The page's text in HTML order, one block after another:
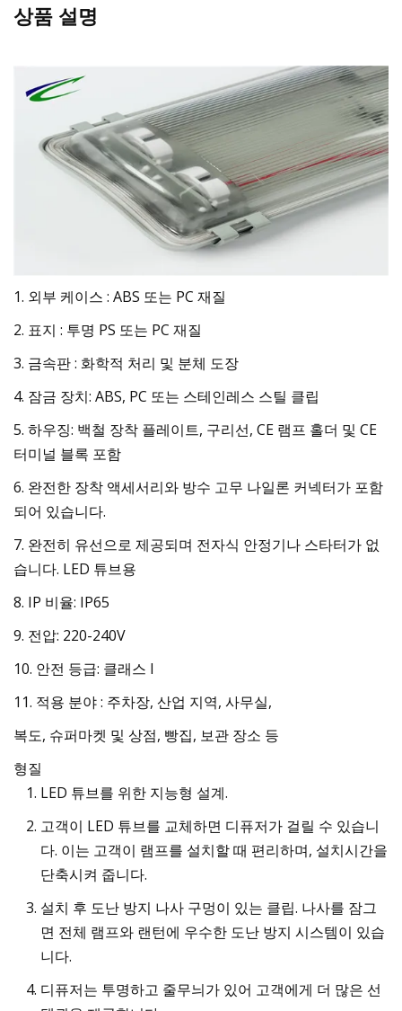
상품 설명
1. 외부 케이스 : ABS 또는 PC 재질
2. 표지 : 투명 PS 또는 PC 재질
3. 금속판 : 화학적 처리 및 분체 도장
4. 잠금 장치: ABS, PC 또는 스테인레스 스틸 클립
5. 하우징: 백철 장착 플레이트, 구리선, CE 램프 홀더 및 CE
터미널 블록 포함
6. 완전한 장착 액세서리와 방수 고무 나일론 커넥터가 포함
되어 있습니다.
7. 완전히 유선으로 제공되며 전자식 안정기나 스타터가 없
습니다. LED 튜브용
8. IP 비율: IP65
9. 전압: 220-240V
10. 안전 등급: 클래스 I
11. 적용 분야 : 주차장, 산업 지역, 사무실,
복도, 슈퍼마켓 및 상점, 빵집, 보관 장소 등
형질
LED 튜브를 위한 지능형 설계.
고객이 LED 튜브를 교체하면 디퓨저가 걸릴 수 있습니
다. 이는 고객이 램프를 설치할 때 편리하며, 설치시간을
단축시켜 줍니다.
설치 후 도난 방지 나사 구멍이 있는 클립. 나사를 잠그
면 전체 램프와 랜턴에 우수한 도난 방지 시스템이 있습
니다.
디퓨저는 투명하고 줄무늬가 있어 고객에게 더 많은 선